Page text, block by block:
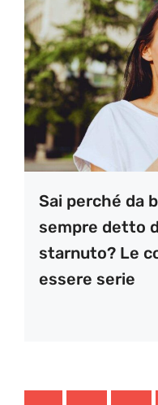
Sai perché da
sempre detto
starnuto? Le
essere serie